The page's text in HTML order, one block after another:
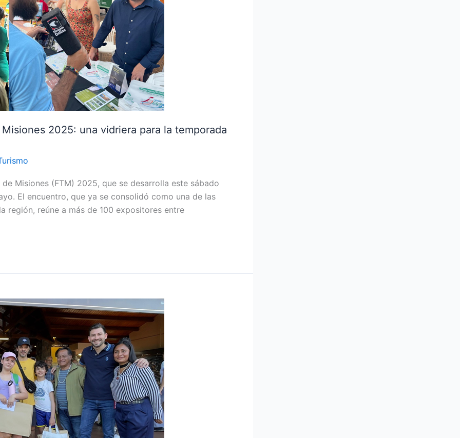
2025: una vidriera para la temporada
Misiones (FTM) 2025, que se desarrolla este sábado
El encuentro, que ya se consolidó como una de las
región, reúne a más de 100 expositores entre